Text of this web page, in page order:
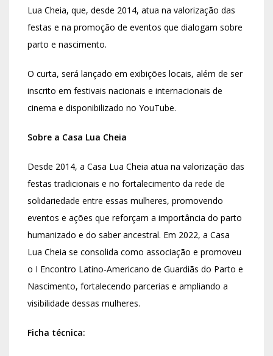
Lua Cheia, que, desde 2014, atua na valorização das
festas e na promoção de eventos que dialogam sobre
parto e nascimento.
O curta, será lançado em exibições locais, além de ser
inscrito em festivais nacionais e internacionais de
cinema e disponibilizado no YouTube.
Sobre a Casa Lua Cheia
Desde 2014, a Casa Lua Cheia atua na valorização das
festas tradicionais e no fortalecimento da rede de
solidariedade entre essas mulheres, promovendo
eventos e ações que reforçam a importância do parto
humanizado e do saber ancestral. Em 2022, a Casa
Lua Cheia se consolida como associação e promoveu
o I Encontro Latino-Americano de Guardiãs do Parto e
Nascimento, fortalecendo parcerias e ampliando a
visibilidade dessas mulheres.
Ficha técnica: